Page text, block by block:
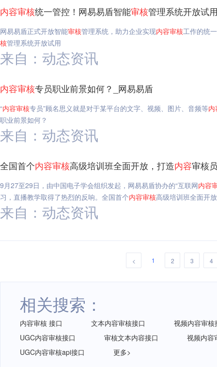
内容审核统一管控！网易易盾智能审核管理系统开放试
网易易盾正式开放智能审核管理系统，助力企业实现内容审核工作的统
核管理系统开放试用
来自：动态资讯
内容审核专员职业前景如何？_网易易盾
“内容审核专员”顾名思义就是对于某平台的文字、视频、图片、音频等内
职业前景如何？
来自：动态资讯
全国首个内容审核高级培训班全面开放，打造内容审核
9月27至29日，由中国电子学会组织发起，网易易盾协办的“互联网内容
习，直播教学取得了热烈的反响。全国首个内容审核高级培训班全面开
来自：动态资讯
< 1 2 3 4
相关搜索：
内容审核 接口 文本内容审核接口
视频内容审核
UGC内容审核接口
审核文本内容接口
视频内容
UGC内容审核api接口
更多>